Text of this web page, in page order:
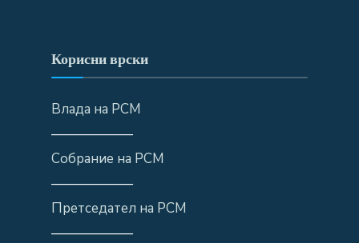
Корисни врски
Влада на РСМ
——————
Собрание на РСМ
——————
Претседател на РСМ
——————